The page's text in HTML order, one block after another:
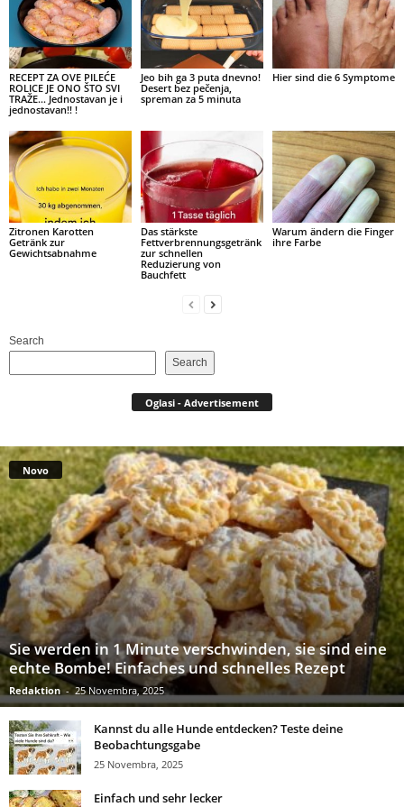
RECEPT ZA OVE PILEĆE
ROLICE JE ONO ŠTO SVI
TRAŽE… Jednostavan je i
jednostavan!! !
Jeo bih ga 3 puta dnevno!
Desert bez pečenja,
spreman za 5 minuta
Hier sind die 6 Symptome
Zitronen Karotten
Getränk zur
Gewichtsabnahme
Das stärkste
Fettverbrennungsgetränk
zur schnellen
Reduzierung von
Bauchfett
Warum ändern die Finger
ihre Farbe
Search
Search
Oglasi - Advertisement
Novo
Sie werden in 1 Minute verschwinden, sie sind eine
echte Bombe! Einfaches und schnelles Rezept
Redaktion - 25 Novembra, 2025
Kannst du alle Hunde entdecken? Teste deine
Beobachtungsgabe
25 Novembra, 2025
Einfach und sehr lecker